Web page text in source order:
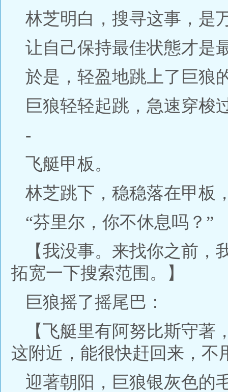
林芝明白，搜寻这事，是
让自己保持最佳状態才是
於是，轻盈地跳上了巨狼
巨狼轻轻起跳，急速穿梭
-
飞艇甲板。
林芝跳下，稳稳落在甲板
“芬里尔，你不休息吗？”
【我没事。来找你之前
拓宽一下搜索范围。】
巨狼摇了摇尾巴：
【飞艇里有阿努比斯守
这附近，能很快赶回来，不
迎著朝阳，巨狼银灰色的